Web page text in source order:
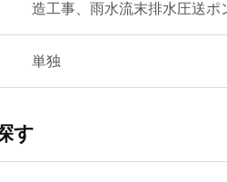
造工事、雨水流末排水圧送ポ
単独
す